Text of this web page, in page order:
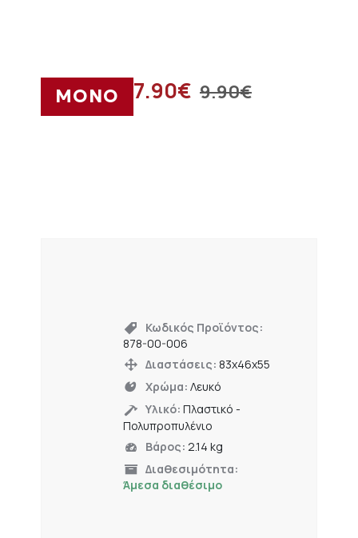
ΜΟΝΟ 9.90€
7.90€
Κωδικός Προϊόντος:
878-00-006
Διαστάσεις: 83x46x55
Χρώμα: Λευκό
Υλικό: Πλαστικό -
Πολυπροπυλένιο
Βάρος: 2.14 kg
Διαθεσιμότητα:
Άμεσα διαθέσιμο